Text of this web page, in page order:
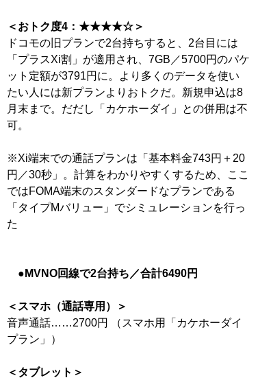
＜おトク度4：★★★★☆＞
ドコモの旧プランで2台持ちすると、2台目には
「プラスXi割」が適用され、7GB／5700円のパケ
ット定額が3791円に。より多くのデータを使い
たい人には新プランよりおトクだ。新規申込は8
月末まで。だだし「カケホーダイ」との併用は不
可。
※Xi端末での通話プランは「基本料金743円＋20
円／30秒」。計算をわかりやすくするため、ここ
ではFOMA端末のスタンダードなプランである
「タイプMバリュー」でシミュレーションを行っ
た
●MVNO回線で2台持ち／合計6490円
＜スマホ（通話専用）＞
音声通話……2700円 （スマホ用「カケホーダイ
プラン」）
＜タブレット＞